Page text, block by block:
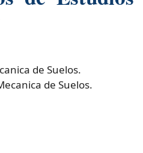
de Suelos.
de Suelos.